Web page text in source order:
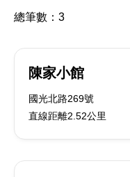
總筆數： 3
陳家小館
國光北路269號
直線距離2.52公里